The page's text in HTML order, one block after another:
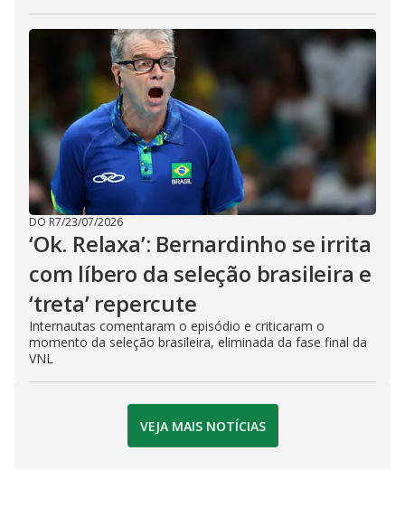
DO R7/23/07/2026
‘Ok. Relaxa’: Bernardinho se irrita
com líbero da seleção brasileira e
‘treta’ repercute
Internautas comentaram o episódio e criticaram o
momento da seleção brasileira, eliminada da fase final da
VNL
VEJA MAIS NOTÍCIAS